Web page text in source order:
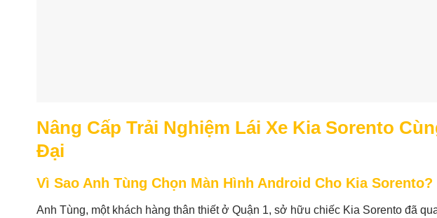
Nâng Cấp Trải Nghiệm Lái Xe Kia Sorento
Đại
Vì Sao Anh Tùng Chọn Màn Hình Android Cho Kia Sorento?
Anh Tùng, một khách hàng thân thiết ở Quận 1, sở hữu chiếc Kia Sorento đã